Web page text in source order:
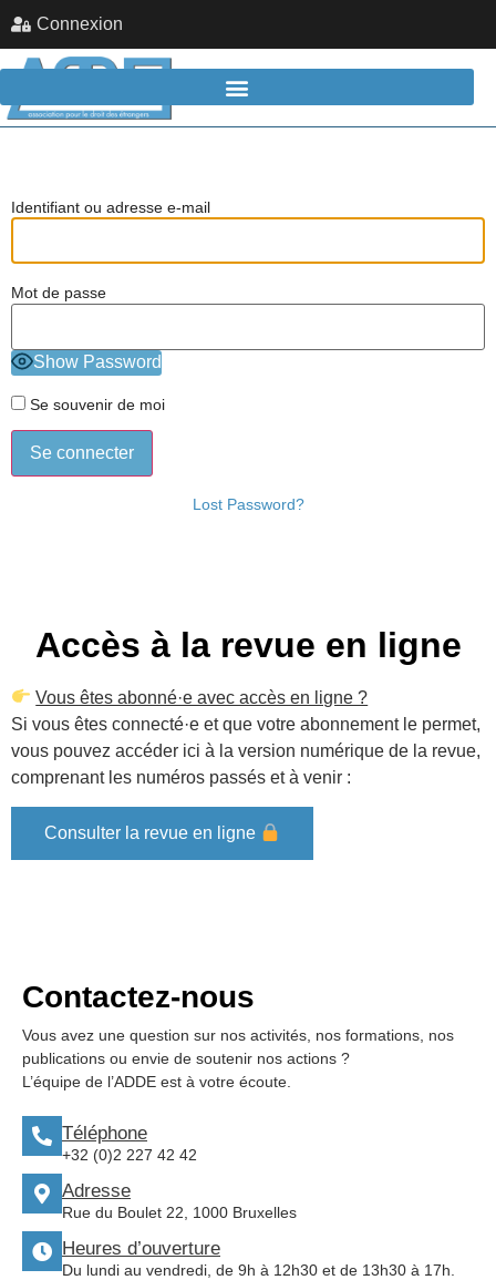
Connexion
Identifiant ou adresse e-mail
Mot de passe
Show Password
Se souvenir de moi
Lost Password?
Accès à la revue en ligne
Vous êtes abonné·e avec accès en ligne ?
Si vous êtes connecté·e et que votre abonnement le permet,
vous pouvez accéder ici à la version numérique de la revue,
comprenant les numéros passés et à venir :
Consulter la revue en ligne
Contactez-nous
Vous avez une question sur nos activités, nos formations, nos
publications ou envie de soutenir nos actions ?
L’équipe de l’ADDE est à votre écoute.
Téléphone
+32 (0)2 227 42 42
Adresse
Rue du Boulet 22, 1000 Bruxelles
Heures d’ouverture
Du lundi au vendredi, de 9h à 12h30 et de 13h30 à 17h.